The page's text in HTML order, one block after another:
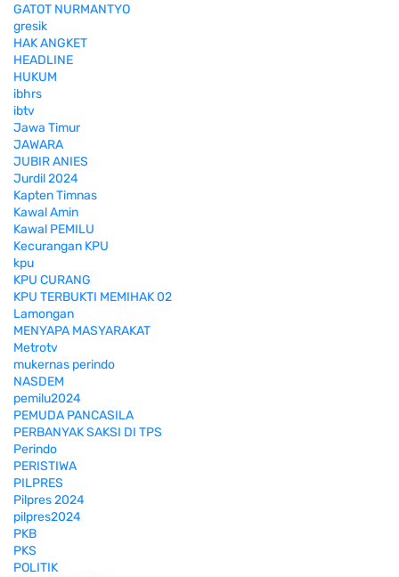
GATOT NURMANTYO
gresik
HAK ANGKET
HEADLINE
HUKUM
ibhrs
ibtv
Jawa Timur
JAWARA
JUBIR ANIES
Jurdil 2024
Kapten Timnas
Kawal Amin
Kawal PEMILU
Kecurangan KPU
kpu
KPU CURANG
KPU TERBUKTI MEMIHAK 02
Lamongan
MENYAPA MASYARAKAT
Metrotv
mukernas perindo
NASDEM
pemilu2024
PEMUDA PANCASILA
PERBANYAK SAKSI DI TPS
Perindo
PERISTIWA
PILPRES
Pilpres 2024
pilpres2024
PKB
PKS
POLITIK